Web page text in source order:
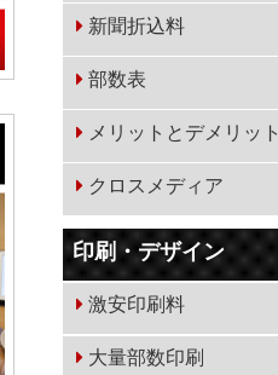
新聞折込料
部数表
メリットとデメリット
クロスメディア
印刷・デザイン
激安印刷料
大量部数印刷